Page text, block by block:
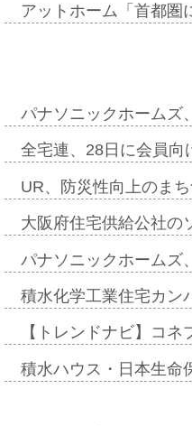
アットホーム「首都
パナソニックホーム
全宅連、28日に会員
UR、防災性向上のま
大阪府住宅供給公社
パナソニックホーム
積水化学工業住宅カ
【トレンドナビ】コ
積水ハウス・日本生